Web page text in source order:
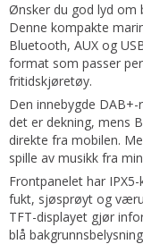
Ønsker du god lyd om
Denne kompakte
Bluetooth, AUX og
format som passer
fritidskjøretøy.
Den innebygde
det er dekning, mens
direkte fra mobilen.
spille av musikk fra
Frontpanelet har
fukt, sjøsprøyt og
TFT-displayet gjør
blå